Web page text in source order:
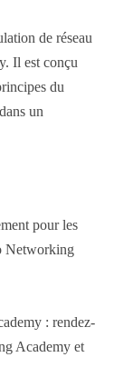
de réseau
Il est conçu
du
un
pour les
Networking
: rendez-
Academy et